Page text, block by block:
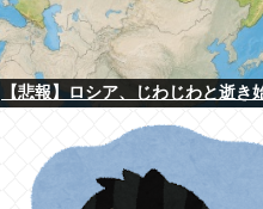
【悲報】ロシア、じわじわと逝き